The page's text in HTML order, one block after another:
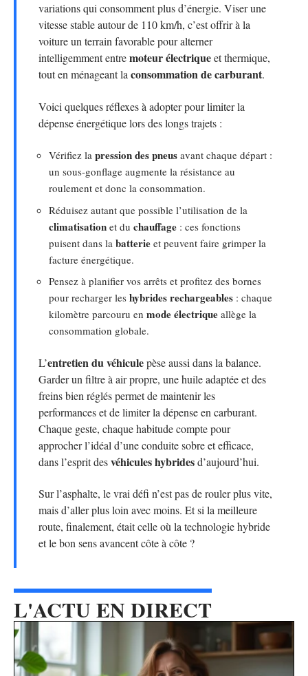
variations qui consomment plus d’énergie. Viser une
vitesse stable autour de 110 km/h, c’est offrir à la
voiture un terrain favorable pour alterner
intelligemment entremoteur électriqueet thermique,
tout en ménageant la consommation de carburant.
Voici quelques réflexes à adopter pour limiter la
dépense énergétique lors des longs trajets :
Vérifiez la pression des pneus avant chaque départ :
un sous-gonflage augmente la résistance au
roulement et donc la consommation.
Réduisez autant que possible l’utilisation de la
climatisation et du chauffage : ces fonctions
puisent dans la batterie et peuvent faire grimper la
facture énergétique.
Pensez à planifier vos arrêts et profitez des bornes
pour recharger les hybrides rechargeables : chaque
kilomètre parcouru en mode électrique allège la
consommation globale.
L’entretien du véhiculepèse aussi dans la balance.
Garder un filtre à air propre, une huile adaptée et des
freins bien réglés permet de maintenir les
performances et de limiter la dépense en carburant.
Chaque geste, chaque habitude compte pour
approcher l’idéal d’une conduite sobre et efficace,
dans l’esprit desvéhicules hybridesd’aujourd’hui.
Sur l’asphalte, le vrai défi n’est pas de rouler plus vite,
mais d’aller plus loin avec moins. Et si la meilleure
route, finalement, était celle où la technologie hybride
et le bon sens avancent côte à côte ?
L'ACTU EN DIRECT